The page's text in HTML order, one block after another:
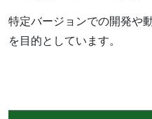
特定バージョンでの開発や
を目的としています。